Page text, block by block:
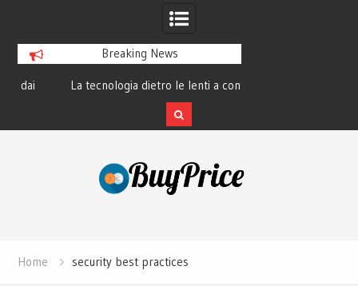
Breaking News
La tecnologia dietro le lenti a contatto
smart e il futuro visivo
Home security best practices